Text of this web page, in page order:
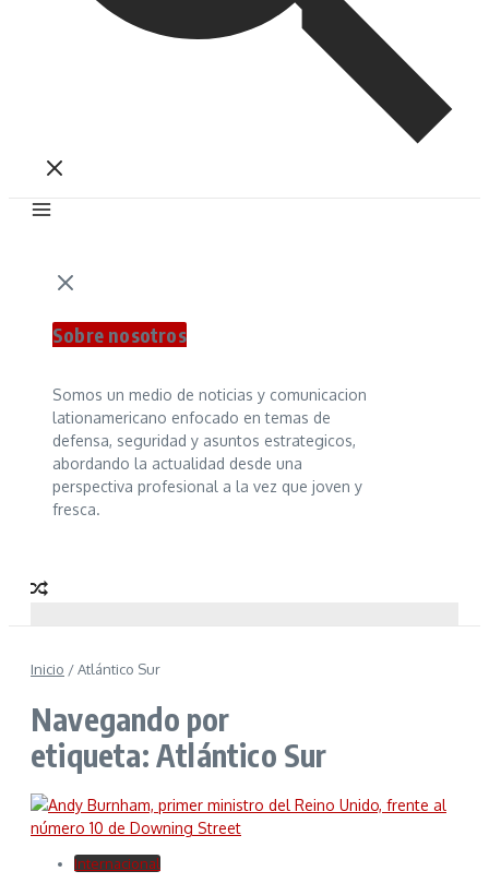
Sobre nosotros
Somos un medio de noticias y comunicacion
lationamericano enfocado en temas de
defensa, seguridad y asuntos estrategicos,
abordando la actualidad desde una
perspectiva profesional a la vez que joven y
fresca.
Inicio /Atlántico Sur
Navegando por
etiqueta: Atlántico Sur
Internacional